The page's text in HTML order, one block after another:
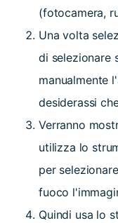
(fotocamera,
Una volta
di selezionare
manualmente
desiderassi
Verranno
utilizza lo
per
fuoco
Quindi usa lo